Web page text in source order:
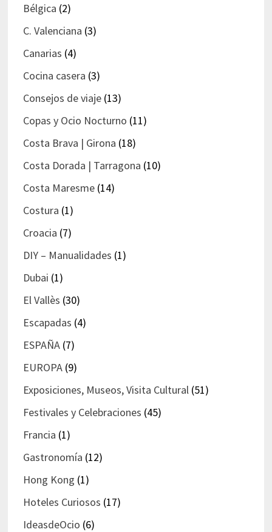
Bélgica (2)
C. Valenciana (3)
Canarias (4)
Cocina casera (3)
Consejos de viaje(13)
Copas y Ocio Nocturno (11)
Costa Brava | Girona (18)
Costa Dorada | Tarragona (10)
Costa Maresme(14)
Costura (1)
Croacia (7)
DIY – Manualidades (1)
Dubai (1)
El Vallès (30)
Escapadas (4)
ESPAÑA(7)
EUROPA(9)
Exposiciones, Museos, Visita Cultural(51)
Festivales y Celebraciones (45)
Francia (1)
Gastronomía (12)
Hong Kong (1)
Hoteles Curiosos (17)
IdeasdeOcio (6)